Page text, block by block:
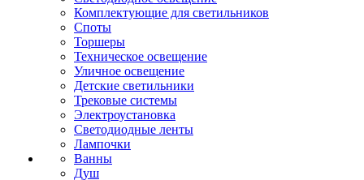
Комплектующие для светильников
Споты
Торшеры
Техническое освещение
Уличное освещение
Детские светильники
Трековые системы
Электроустановка
Светодиодные ленты
Лампочки
Ванны
Душ